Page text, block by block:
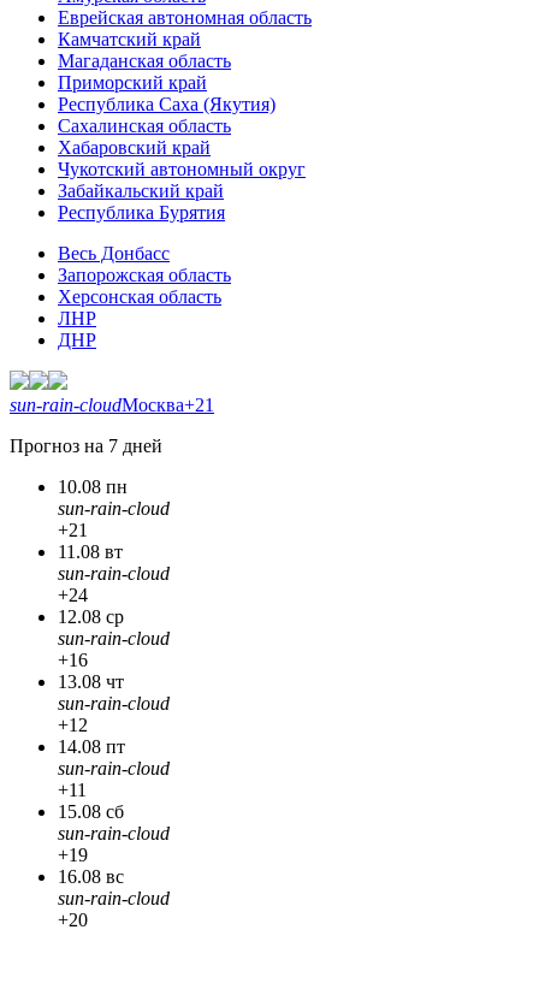
Еврейская автономная область
Камчатский край
Магаданская область
Приморский край
Республика Саха (Якутия)
Сахалинская область
Хабаровский край
Чукотский автономный округ
Забайкальский край
Республика Бурятия
Весь Донбасс
Запорожская область
Херсонская область
ЛНР
ДНР
sun-rain-cloudМосква+21
Прогноз на 7 дней
10.08 пн
sun-rain-cloud
+21
11.08 вт
sun-rain-cloud
+24
12.08 ср
sun-rain-cloud
+16
13.08 чт
sun-rain-cloud
+12
14.08 пт
sun-rain-cloud
+11
15.08 сб
sun-rain-cloud
+19
16.08 вс
sun-rain-cloud
+20